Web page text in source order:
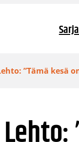
”Tämä kesä